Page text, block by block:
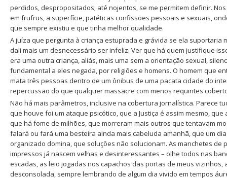
perdidos, despropositados; até nojentos, se me permitem definir.
em frufrus, a superfície, patéticas confissões pessoais e sexuais,
que sempre existiu e que tinha melhor qualidade.
A juíza que pergunta à criança estuprada e grávida se ela suportaria
dali mais um desnecessário ser infeliz. Ver que há quem justifique
era uma outra criança, aliás, mais uma sem a orientação sexual,
fundamental a eles negada, por religiões e homens. O homem que
mata três pessoas dentro de um ônibus de uma pacata cidade do
repercussão do que qualquer massacre com menos requintes
Não há mais parâmetros, inclusive na cobertura jornalística. Parece
que houve foi um ataque psicótico, que a Justiça é assim mesmo,
que há fome de milhões, que morreram mais outros que tentavam
falará ou fará uma besteira ainda mais cabeluda amanhã, que um
organizado domina, que soluções não solucionam. As manchetes de
impressos já nascem velhas e desinteressantes – olhe todos nas
escadas, as leio jogadas nos capachos das portas de meus vizinhos,
desconsolada, sempre lembrando de algum dia vivido em tempos